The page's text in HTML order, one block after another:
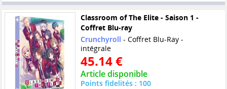
Classroom of The Elite - Saison 1 -
Coffret Blu-ray
Crunchyroll - Coffret Blu-Ray -
intégrale
45.14 €
Article disponible
Points fidelités : 100